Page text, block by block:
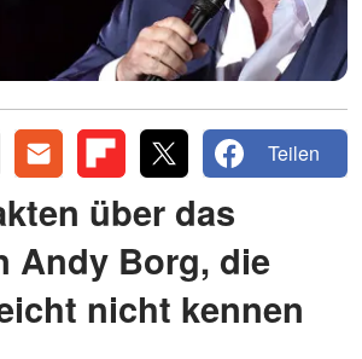
Teilen
über das
Andy Borg, die
nicht kennen